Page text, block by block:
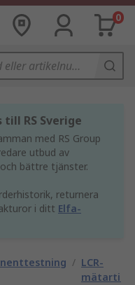
0
RS Sverige
med RS Group
utbud av
bättre tjänster.
returnera
i ditt Elfa-
/ LCR-